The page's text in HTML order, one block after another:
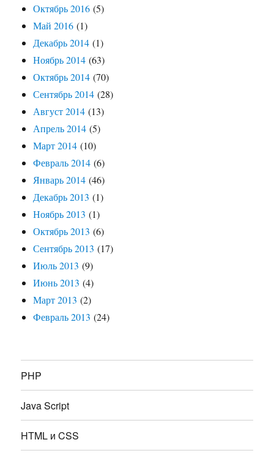
Октябрь 2016 (5)
Май 2016 (1)
Декабрь 2014 (1)
Ноябрь 2014 (63)
Октябрь 2014 (70)
Сентябрь 2014 (28)
Август 2014 (13)
Апрель 2014 (5)
Март 2014 (10)
Февраль 2014 (6)
Январь 2014 (46)
Декабрь 2013 (1)
Ноябрь 2013 (1)
Октябрь 2013 (6)
Сентябрь 2013 (17)
Июль 2013 (9)
Июнь 2013 (4)
Март 2013 (2)
Февраль 2013 (24)
PHP
Java Script
HTML и CSS